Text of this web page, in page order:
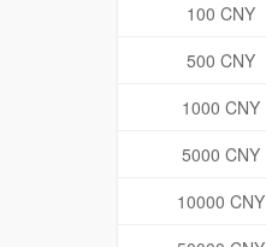
100 CNY
500 CNY
1000 CNY
5000 CNY
10000 CNY